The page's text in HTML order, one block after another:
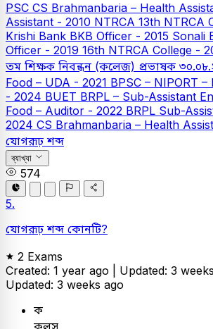
PSC CS Brahmanbaria – Health
Assistant - 2010 NTRCA 13th NTRCA
Krishi Bank BKB Officer - 2015 Sonali
Officer - 2019 16th NTRCA College -
তম শিক্ষক নিবন্ধন (কলেজ) প্রভাষক
Food – UDA - 2021 BPSC – NIPORT
- 2024 BUET BRPL – Sub-Assistant
Food – Auditor - 2022 BRPL Sub-
2024 CS Brahmanbaria – Health
যোগরূঢ় শব্দ
ব্যাখ্যা
574
5.
যোগরূঢ় শব্দ কোনটি?
2 Exams
Created: 1 year ago | Updated: 3
Updated: 3 weeks ago
ক
কলস